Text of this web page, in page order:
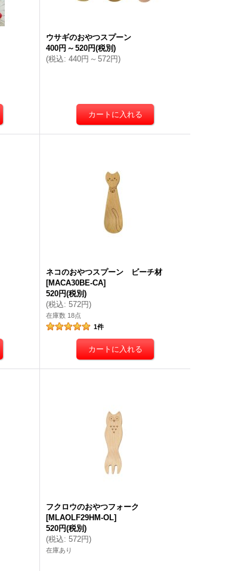
ウサギのおやつスプーン
400円 ～ 520円(税別)
(税込: 440円 ～ 572円)
ネコのおやつスプーン ビーチ材
[MACA30BE-CA]
520円(税別)
(税込: 572円)
在庫数 18点
1件
フクロウのおやつフォーク
[MLAOLF29HM-OL]
520円(税別)
(税込: 572円)
在庫あり